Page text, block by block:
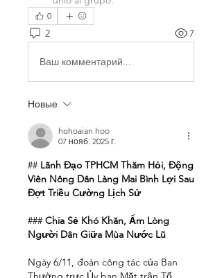
0
2 7
Ваш комментарий...
Новые
hohoaian hoo
07 нояб. 2025 г.
## Lãnh Đạo TPHCM Thăm Hỏi, Động
Viên Nông Dân Làng Mai Bình Lợi Sau
Đợt Triều Cường Lịch Sử
### Chia Sẻ Khó Khăn, Ấm Lòng
Người Dân Giữa Mùa Nước Lũ
Ngày 6/11, đoàn công tác của Ban